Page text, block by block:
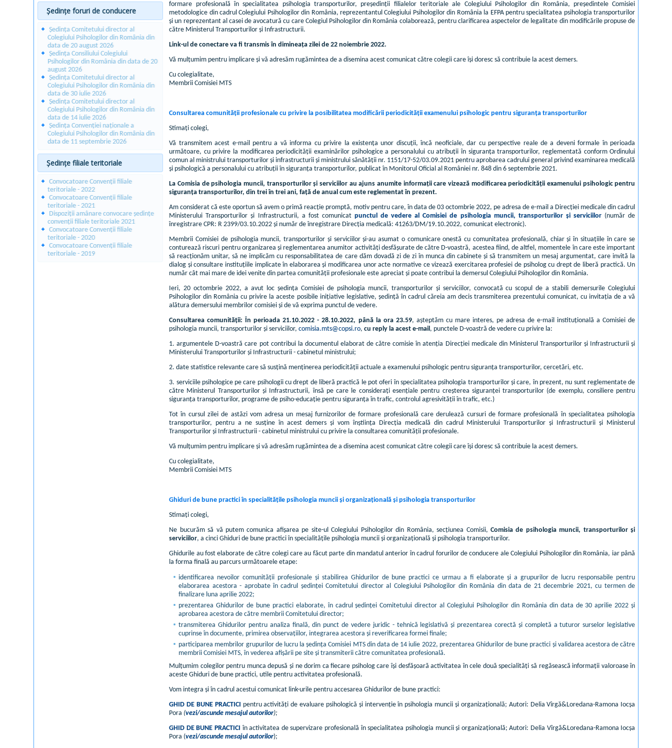
Ședințe foruri de conducere
Ședința Comitetului director al
Colegiului Psihologilor din România din
data de 20 august 2026
Ședința Consiliului Colegiului
Psihologilor din România din data de 20
august 2026
Ședința Comitetului director al
Colegiului Psihologilor din România din
data de 30 iulie 2026
Ședința Comitetului director al
Colegiului Psihologilor din România din
data de 14 iulie 2026
Ședința Convenției naționale a
Colegiului Psihologilor din România din
data de 11 septembrie 2026
Ședințe filiale teritoriale
Convocatoare Convenții filiale
teritoriale - 2022
Convocatoare Convenții filiale
teritoriale - 2021
Dispoziții amânare convocare ședințe
convenții filiale teritoriale 2021
Convocatoare Convenții filiale
teritoriale - 2020
Convocatoare Convenții filiale
teritoriale - 2019
formare profesională în specialitatea psihologia transporturilor, președinții filialelor teritoriale ale Colegiului Psihologilor din România, președintele Comisiei
metodologice din cadrul Colegiului Psihologilor din România, reprezentantul Colegiului Psihologilor din România la EFPA pentru specialitatea psihologia transporturilor
și un reprezentant al casei de avocatură cu care Colegiul Psihologilor din România colaborează, pentru clarificarea aspectelor de legalitate din modificările propuse de
către Ministerul Transporturilor și Infrastructurii.
Link-ul de conectare va fi transmis în dimineața zilei de 22 noiembrie 2022.
Vă mulțumim pentru implicare și vă adresăm rugămintea de a disemina acest comunicat către colegii care își doresc să contribuie la acest demers.
Cu colegialitate,
Membrii Comisiei MTS
Consultarea comunității profesionale cu privire la posibilitatea modificării periodicității examenului psihologic pentru siguranța transporturilor
Stimați colegi,
Vă transmitem acest e-mail pentru a vă informa cu privire la existența unor discuții, încă neoficiale, dar cu perspective reale de a deveni formale în perioada
următoare, cu privire la modificarea periodicității examinărilor psihologice a personalului cu atribuții în siguranța transporturilor, reglementată conform Ordinului
comun al ministrului transporturilor și infrastructurii și ministrului sănătății nr. 1151/17-52/03.09.2021 pentru aprobarea cadrului general privind examinarea medicală
și psihologică a personalului cu atribuții în siguranța transporturilor, publicat în Monitorul Oficial al României nr. 848 din 6 septembrie 2021.
La Comisia de psihologia muncii, transporturilor și serviciilor au ajuns anumite informații care vizează modificarea periodicității examenului psihologic pentru
siguranța transporturilor, din trei în trei ani, față de anual cum este reglementat în prezent.
Am considerat că este oportun să avem o primă reacție promptă, motiv pentru care, în data de 03 octombrie 2022, pe adresa de e-mail a Direcției medicale din cadrul
Ministerului Transporturilor și Infrastructurii, a fost comunicat punctul de vedere al Comisiei de psihologia muncii, transporturilor și serviciilor (număr de
înregistrare CPR: R 2399/03.10.2022 și număr de înregistrare Direcția medicală: 41263/DM/19.10.2022, comunicat electronic).
Membrii Comisiei de psihologia muncii, transporturilor și serviciilor și-au asumat o comunicare onestă cu comunitatea profesională, chiar și în situațiile în care se
conturează riscuri pentru organizarea și reglementarea anumitor activități desfășurate de către D-voastră, acestea fiind, de altfel, momentele în care este important
să reacționăm unitar, să ne implicăm cu responsabilitatea de care dăm dovadă zi de zi în munca din cabinete și să transmitem un mesaj argumentat, care invită la
dialog și consultare instituțiile implicate în elaborarea și modificarea unor acte normative ce vizează exercitarea profesiei de psiholog cu drept de liberă practică. Un
număr cât mai mare de idei venite din partea comunității profesionale este apreciat și poate contribui la demersul Colegiului Psihologilor din România.
Ieri, 20 octombrie 2022, a avut loc ședința Comisiei de psihologia muncii, transporturilor și serviciilor, convocată cu scopul de a stabili demersurile Colegiului
Psihologilor din România cu privire la aceste posibile inițiative legislative, ședință în cadrul căreia am decis transmiterea prezentului comunicat, cu invitația de a vă
alătura demersului membrilor comisiei și de vă exprima punctul de vedere.
Consultarea comunității: În perioada 21.10.2022 - 28.10.2022, până la ora 23.59, așteptăm cu mare interes, pe adresa de e-mail instituțională a Comisiei de
psihologia muncii, transporturilor și serviciilor,comisia.mts@copsi.ro,cu reply la acest e-mail, punctele D-voastră de vedere cu privire la:
1. argumentele D-voastră care pot contribui la documentul elaborat de către comisie în atenția Direcției medicale din Ministerul Transporturilor și Infrastructurii și
Ministerului Transporturilor și Infrastructurii - cabinetul ministrului;
2. date statistice relevante care să susțină menținerea periodicității actuale a examenului psihologic pentru siguranța transporturilor, cercetări, etc.
3. serviciile psihologice pe care psihologii cu drept de liberă practică le pot oferi în specialitatea psihologia transporturilor și care, în prezent, nu sunt reglementate de
către Ministerul Transporturilor și Infrastructurii, însă pe care le considerați esențiale pentru creșterea siguranței transporturilor (de exemplu, consiliere pentru
siguranța transporturilor, programe de psiho-educație pentru siguranța în trafic, controlul agresivității în trafic, etc.)
Tot în cursul zilei de astăzi vom adresa un mesaj furnizorilor de formare profesională care derulează cursuri de formare profesională în specialitatea psihologia
transporturilor, pentru a ne susține în acest demers și vom înștiința Direcția medicală din cadrul Ministerului Transporturilor și Infrastructurii și Ministerul
Transporturilor și Infrastructurii - cabinetul ministrului cu privire la consultarea comunității profesionale.
Vă mulțumim pentru implicare și vă adresăm rugămintea de a disemina acest comunicat către colegii care își doresc să contribuie la acest demers.
Cu colegialitate,
Membrii Comisiei MTS
Ghiduri de bune practici în specialitățile psihologia muncii și organizațională și psihologia transporturilor
Stimați colegi,
Ne bucurăm să vă putem comunica afișarea pe site-ul Colegiului Psihologilor din România, secțiunea Comisii, Comisia de psihologia muncii, transporturilor și
serviciilor, a cinci Ghiduri de bune practici în specialitățile psihologia muncii și organizațională și psihologia transporturilor.
Ghidurile au fost elaborate de către colegi care au făcut parte din mandatul anterior în cadrul forurilor de conducere ale Colegiului Psihologilor din România, iar până
la forma finală au parcurs următoarele etape:
identificarea nevoilor comunității profesionale și stabilirea Ghidurilor de bune practici ce urmau a fi elaborate și a grupurilor de lucru responsabile pentru
elaborarea acestora - aprobate în cadrul ședinței Comitetului director al Colegiului Psihologilor din România din data de 21 decembrie 2021, cu termen de
finalizare luna aprilie 2022;
prezentarea Ghidurilor de bune practici elaborate, în cadrul ședinței Comitetului director al Colegiului Psihologilor din România din data de 30 aprilie 2022 și
aprobarea acestora de către membrii Comitetului director;
transmiterea Ghidurilor pentru analiza finală, din punct de vedere juridic - tehnică legislativă și prezentarea corectă și completă a tuturor surselor legislative
cuprinse în documente, primirea observațiilor, integrarea acestora și reverificarea formei finale;
participarea membrilor grupurilor de lucru la ședința Comisiei MTS din data de 14 iulie 2022, prezentarea Ghidurilor de bune practici și validarea acestora de către
membrii Comisiei MTS, în vederea afișării pe site și transmiterii către comunitatea profesională.
Mulțumim colegilor pentru munca depusă și ne dorim ca fiecare psiholog care își desfășoară activitatea în cele două specialități să regăsească informații valoroase în
aceste Ghiduri de bune practici, utile pentru activitatea profesională.
Vom integra și în cadrul acestui comunicat link-urile pentru accesarea Ghidurilor de bune practici:
GHID DE BUNE PRACTICI pentru activități de evaluare psihologică și intervenție în psihologia muncii și organizațională; Autori: Delia Vîrgă&Loredana-Ramona Iocșa
Pora (vezi/ascunde mesajul autorilor);
GHID DE BUNE PRACTICI în activitatea de supervizare profesională în specialitatea psihologia muncii și organizațională; Autori: Delia Vîrgă&Loredana-Ramona Iocșa
Pora (vezi/ascunde mesajul autorilor);